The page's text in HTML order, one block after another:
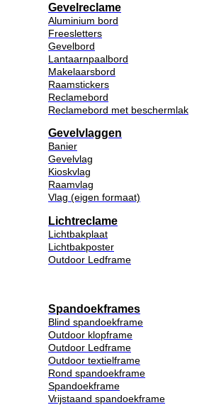
Gevelreclame
Aluminium bord
Freesletters
Gevelbord
Lantaarnpaalbord
Makelaarsbord
Raamstickers
Reclamebord
Reclamebord met beschermlak
Gevelvlaggen
Banier
Gevelvlag
Kioskvlag
Raamvlag
Vlag (eigen formaat)
Lichtreclame
Lichtbakplaat
Lichtbakposter
Outdoor Ledframe
Spandoekframes
Blind spandoekframe
Outdoor klopframe
Outdoor Ledframe
Outdoor textielframe
Rond spandoekframe
Spandoekframe
Vrijstaand spandoekframe